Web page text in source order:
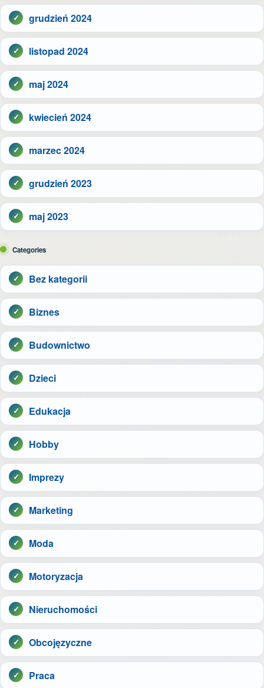
grudzień 2024
listopad 2024
maj 2024
kwiecień 2024
marzec 2024
grudzień 2023
maj 2023
Categories
Bez kategorii
Biznes
Budownictwo
Dzieci
Edukacja
Hobby
Imprezy
Marketing
Moda
Motoryzacja
Nieruchomości
Obcojęzyczne
Praca